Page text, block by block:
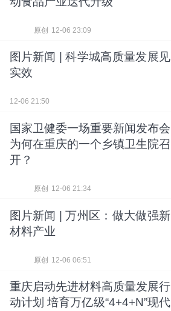
12-06 23:09
原创
图片新闻 | 科学城高质量发展见
实效
12-06 21:50
国家卫健委一场重要新闻发布会
为何在重庆的一个乡镇卫生院召
开？
12-06 21:34
原创
图片新闻 | 万州区：做大做强新
材料产业
12-06 06:51
原创
重庆启动先进材料高质量发展行
动计划 培育万亿级“4+4+N”现代